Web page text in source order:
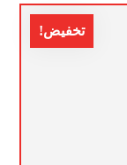
تخفيض!